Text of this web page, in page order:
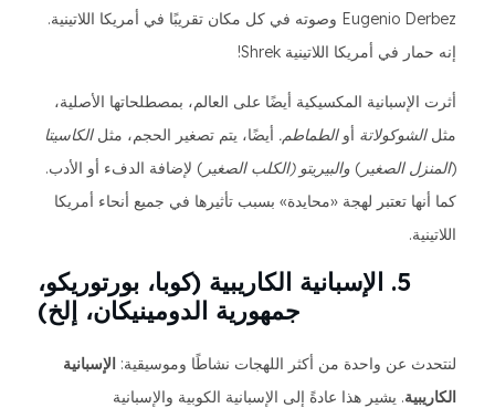
Eugenio Derbez وصوته في كل مكان تقريبًا في أمريكا اللاتينية.
إنه حمار في أمريكا اللاتينية Shrek!
أثرت الإسبانية المكسيكية أيضًا على العالم، بمصطلحاتها الأصلية،
مثل الشوكولاتة أو الطماطم. أيضًا، يتم تصغير الحجم، مثل الكاسيتا
(المنزل الصغير ) والبيريتو (الكلب الصغير ) لإضافة الدفء أو الأدب.
كما أنها تعتبر لهجة «محايدة» بسبب تأثيرها في جميع أنحاء أمريكا
اللاتينية.
5. الإسبانية الكاريبية (كوبا، بورتوريكو،
جمهورية الدومينيكان، إلخ)
لنتحدث عن واحدة من أكثر اللهجات نشاطًا وموسيقية: الإسبانية
الكاريبية. يشير هذا عادةً إلى الإسبانية الكوبية والإسبانية